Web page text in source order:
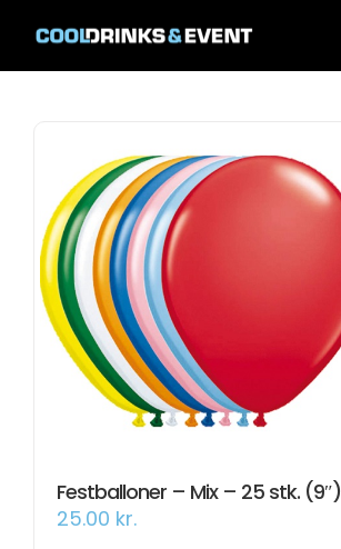
content
Festballoner – Mix – 25 stk. (9″)
25.00 kr.